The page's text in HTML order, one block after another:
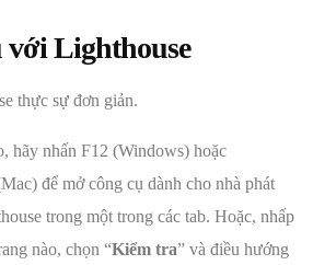
với Lighthouse
thực sự đơn giản.
hãy nhấn F12 (Windows) hoặc
để mở công cụ dành cho nhà phát
trong một trong các tab. Hoặc, nhấp
nào, chọn “Kiểm tra” và điều hướng